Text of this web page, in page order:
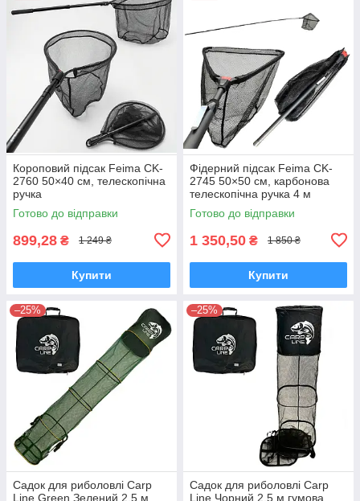
Короповий підсак Feima CK-
2760 50×40 см, телескопічна
ручка
Готово до відправки
899,28 ₴ 1 249 ₴
Купити
Фідерний підсак Feima CK-
2745 50×50 см, карбонова
телескопічна ручка 4 м
Готово до відправки
1 350,50 ₴ 1 850 ₴
Купити
–25%
Садок для риболовлі Carp
Line Green Зелений 2.5 м
–25%
Садок для риболовлі Carp
Line Чорний 2.5 м гумова